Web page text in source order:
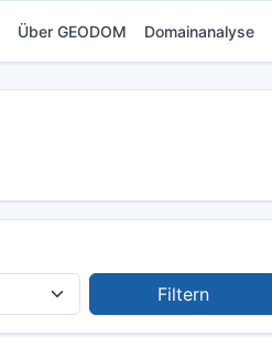
Über GEODOM Domainanalyse
Filtern